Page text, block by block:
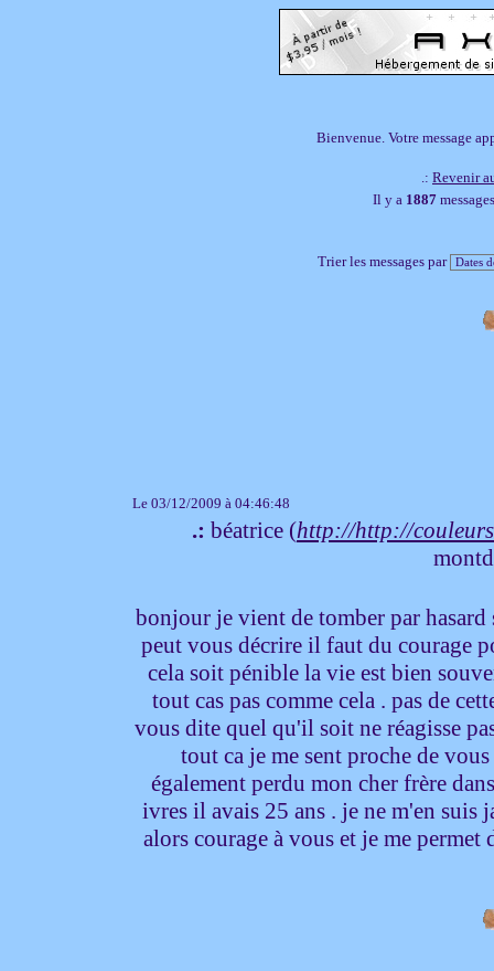
Bienvenue. Votre message
.: Revenir
Il y a 1887
Trier les messages par
Le 03/12/2009 à 04:46:48
.: béatrice (http://http://
bonjour je vient de tomber par hasard
peut vous décrire il faut du courage
cela soit pénible la vie est bien
tout cas pas comme cela . pas de
vous dite quel qu'il soit ne réagisse
tout ca je me sent proche de
également perdu mon cher frère
ivres il avais 25 ans . je ne m'en suis
alors courage à vous et je me permet